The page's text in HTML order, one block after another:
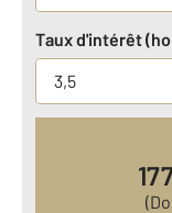
Taux d'intérêt